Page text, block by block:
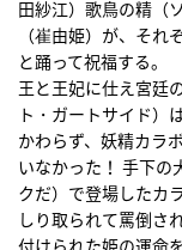
田紗江）歌鳥の精（
（崔由姫）が、そ
と踊って祝福する。
王と王妃に仕え宮廷
ト・ガートサイド）
かわらず、妖精カラ
いなかった！ 手下の
クだ）で登場したカ
しり取られて罵倒さ